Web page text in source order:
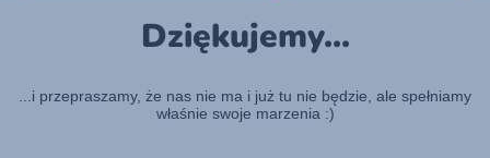
Dziękujemy...
...i przepraszamy, że nas nie ma i już tu nie będzie, ale spełniamy
właśnie swoje marzenia :)